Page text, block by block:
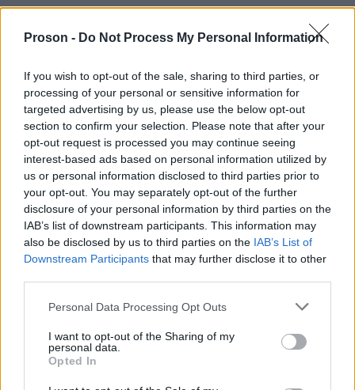
Proson - Do Not Process My Personal Information
If you wish to opt-out of the sale, sharing to third parties, or
processing of your personal or sensitive information for
targeted advertising by us, please use the below opt-out
section to confirm your selection. Please note that after your
opt-out request is processed you may continue seeing
interest-based ads based on personal information utilized by
us or personal information disclosed to third parties prior to
your opt-out. You may separately opt-out of the further
disclosure of your personal information by third parties on the
IAB’s list of downstream participants. This information may
also be disclosed by us to third parties on the IAB’s List of
Downstream Participants that may further disclose it to other
Please note that this website/app uses one or more Google
not limited to your visit or usage behaviour. You may click to
grant or deny consent to Google and its third-party tags to
use your data for below specified purposes in below Google
consent section.
Personal Data Processing Opt Outs
I want to opt-out of the Sharing of my
personal data.
Opted In
η κ. Καρυστιανού«δεν παραιτήθηκε, την
αμφισβητώντας τον τρόπο με τον οποίο
ολοκληρώθηκε η θητεία της.
Πολιτική Απειλή: Παρομοίασε τον λόγο της με
εκείνον τουΚυριάκου Βελόπουλου, εκτιμώντας
ωστόσο ότι το νέο της πολιτικό εγχείρημα δεν
αποτελεί ουσιαστική απειλή για τα ποσοστά της
Νέας Δημοκρατίας.